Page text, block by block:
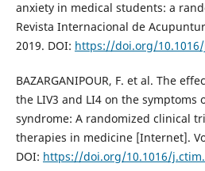
anxiety in medical students: a
Revista Internacional de
2019. DOI: https://doi.org/10.1016/
BAZARGANIPOUR, F. et al. The
the LIV3 and LI4 on the symptoms
syndrome: A randomized clinical
therapies in medicine [Internet].
DOI: https://doi.org/10.1016/